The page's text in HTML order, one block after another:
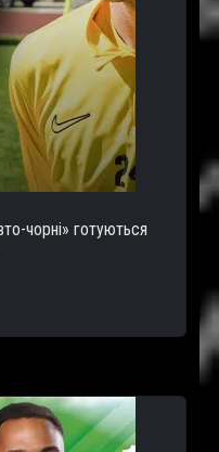
чорні» готуються